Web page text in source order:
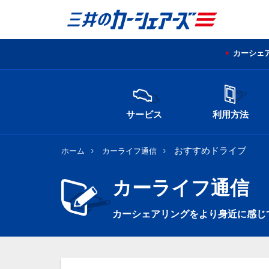
カーシェ
サービス 利用方法
ホーム カーライフ通信 おすすめドライブ
カーライフ通信
カーシェアリングをより身近に感